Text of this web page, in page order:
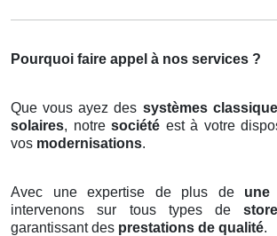
Pourquoi faire appel à nos services ?
Que vous ayez des systèmes
solaires, notre société est à votre
vos modernisations.
Avec une expertise de plus de une
intervenons sur tous types de
garantissant des prestations de qualité.